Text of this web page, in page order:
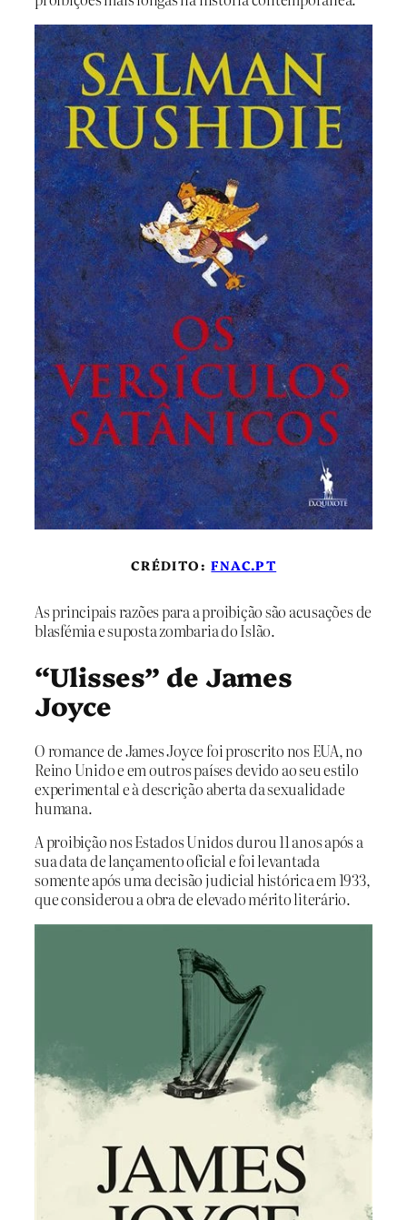
CRÉDITO:FNAC.PT
As principais razões para a proibição são acusações de
blasfémia e suposta zombaria do Islão.
“Ulisses” de James
Joyce
O romance de James Joyce foi proscrito nos EUA, no
Reino Unido e em outros países devido ao seu estilo
experimental e à descrição aberta da sexualidade
humana.
A proibição nos Estados Unidos durou 11 anos após a
sua data de lançamento oficial e foi levantada
somente após uma decisão judicial histórica em 1933,
que considerou a obra de elevado mérito literário.